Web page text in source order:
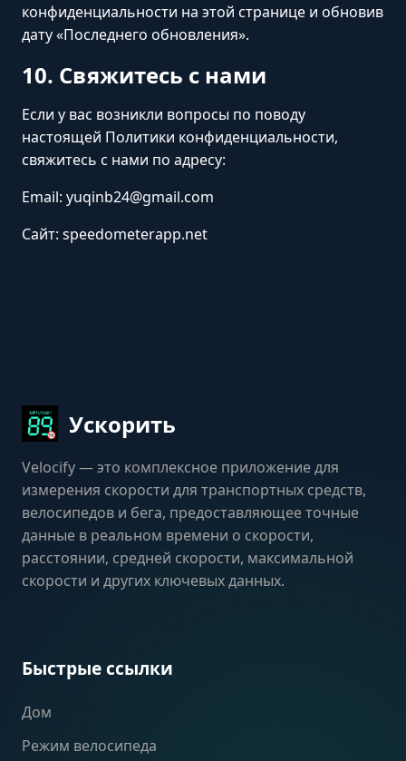
конфиденциальности на этой странице и обновив
дату «Последнего обновления».
10. Свяжитесь с нами
Если у вас возникли вопросы по поводу
настоящей Политики конфиденциальности,
свяжитесь с нами по адресу:
Email: yuqinb24@gmail.com
Сайт: speedometerapp.net
Ускорить
Velocify — это комплексное приложение для
измерения скорости для транспортных средств,
велосипедов и бега, предоставляющее точные
данные в реальном времени о скорости,
расстоянии, средней скорости, максимальной
скорости и других ключевых данных.
Быстрые ссылки
Дом
Режим велосипеда